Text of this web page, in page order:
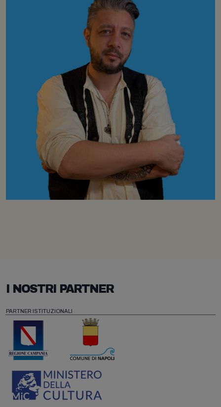
I NOSTRI PARTNER
PARTNER ISTITUZIONALI